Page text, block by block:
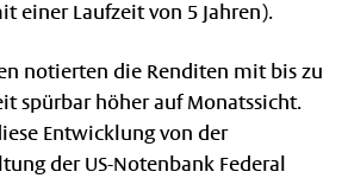
einer Laufzeit von 5 Jahren).
notierten die Renditen mit bis zu
spürbar höher auf Monatssicht.
Entwicklung von der
der US-Notenbank Federal